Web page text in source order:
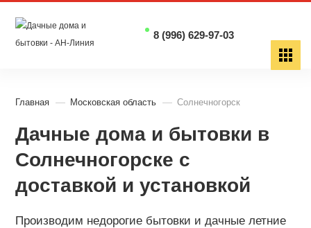
8 (996) 629-97-03
Главная Московская область Солнечногорск
Дачные дома и бытовки в
Солнечногорске с
доставкой и установкой
Производим недорогие бытовки и дачные летние